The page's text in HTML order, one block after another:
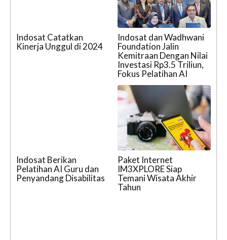
Indosat Catatkan
Kinerja Unggul di 2024
Indosat dan Wadhwani
Foundation Jalin
Kemitraan Dengan Nilai
Investasi Rp3.5 Triliun,
Fokus Pelatihan AI
Indosat Berikan
Pelatihan AI Guru dan
Penyandang Disabilitas
Paket Internet
IM3XPLORE Siap
Temani Wisata Akhir
Tahun